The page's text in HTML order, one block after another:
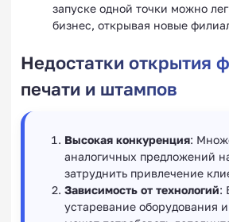
запуске одной точки можно
бизнес, открывая новые
Недостатки открытия
печати и штампов
Высокая конкуренция:
аналогичных предложений
затруднить привлечение
Зависимость от технологий:
устаревание оборудования